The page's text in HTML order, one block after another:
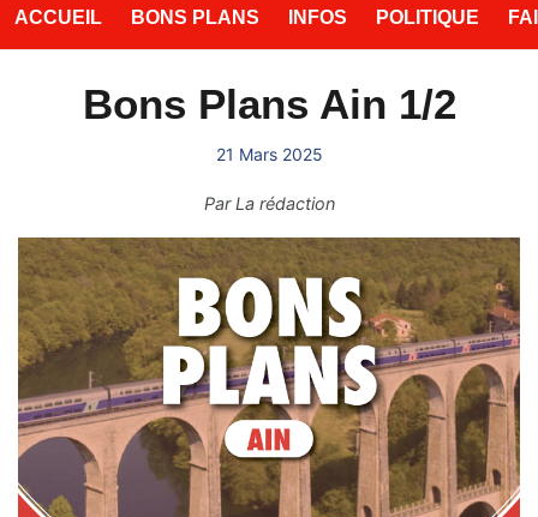
ACCUEIL BONS PLANS INFOS POLITIQUE
Bons Plans Ain 1/2
21 Mars 2025
ParLa rédaction